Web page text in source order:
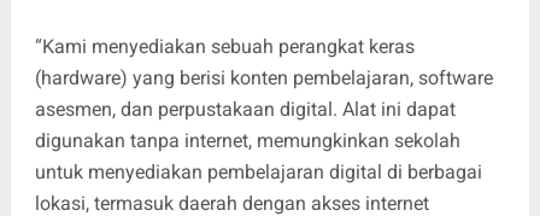
“Kami menyediakan sebuah perangkat keras
(hardware) yang berisi konten pembelajaran, software
asesmen, dan perpustakaan digital. Alat ini dapat
digunakan tanpa internet, memungkinkan sekolah
untuk menyediakan pembelajaran digital di berbagai
lokasi, termasuk daerah dengan akses internet